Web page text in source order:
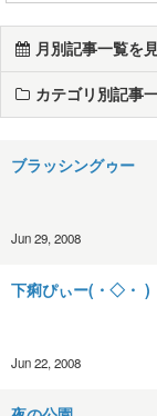
月別記事一覧を
カテゴリ別記事
ブラッシングゥー
Jun 29, 2008
下痢ぴぃー(・◇・ )
Jun 22, 2008